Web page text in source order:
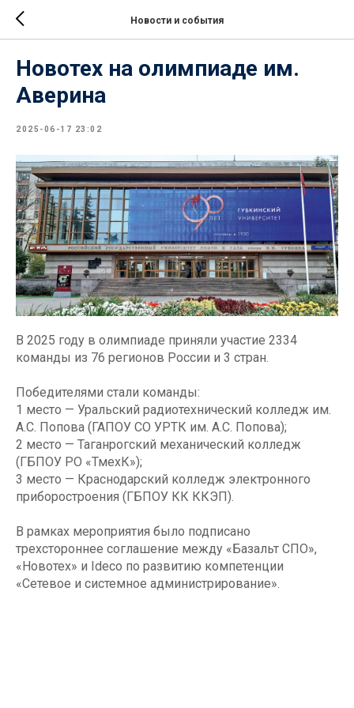
Новости и события
Новотех на олимпиаде им.
Аверина
2025-06-17 23:02
В 2025 году в олимпиаде приняли участие 2334
команды из 76 регионов России и 3 стран.
Победителями стали команды:
1 место — Уральский радиотехнический колледж им.
А.С. Попова (ГАПОУ СО УРТК им. А.С. Попова);
2 место — Таганрогский механический колледж
(ГБПОУ РО «ТмехК»);
3 место — Краснодарский колледж электронного
приборостроения (ГБПОУ КК ККЭП).
В рамках мероприятия было подписано
трехстороннее соглашение между «Базальт СПО»,
«Новотех» и Ideco по развитию компетенции
«Сетевое и системное администрирование».